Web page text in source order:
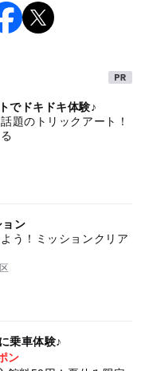
でドキドキ体験♪
題のトリックアート！
ン
う！ミッションクリア
乗車体験♪
ン